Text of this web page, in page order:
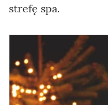
strefę spa.